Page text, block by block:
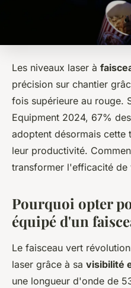
Les niveaux laser à
précision sur chantier
fois supérieure au rouge.
Equipment 2024, 67%
adoptent désormais
leur productivité.
transformer l'efficacité de
Pourquoi opter
équipé d'un
Le faisceau vert
laser grâce à sa visibilité
une longueur d'onde de